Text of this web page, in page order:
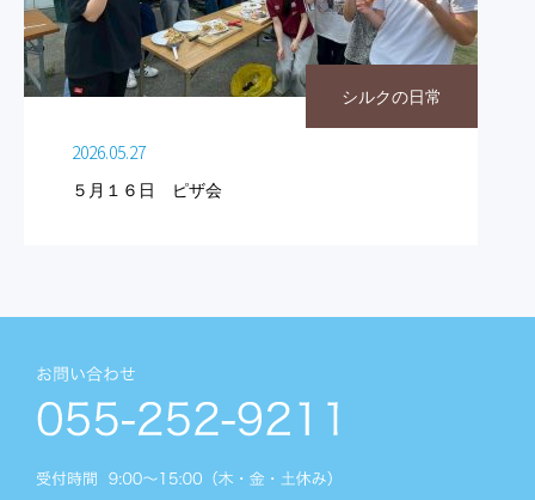
シルクの日常
2026.05.27
５月１６日 ピザ会